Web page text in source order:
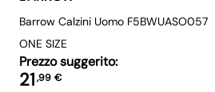
Barrow Calzini Uomo F5BWUASO057
ONE SIZE
Prezzo suggerito:
21,99 €